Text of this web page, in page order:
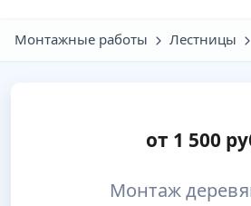
Монтажные работы Лестницы
от 1 500
Монтаж